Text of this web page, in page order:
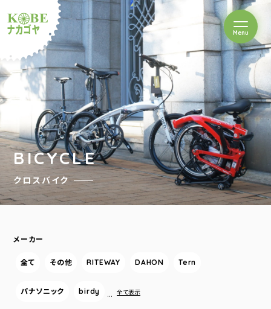
ルショップナカゴヤ
Menuを開閉
BICYCLE
クロスバイク
メーカー
全て その他 RITEWAY DAHON Tern
パナソニック birdy … 全て表示